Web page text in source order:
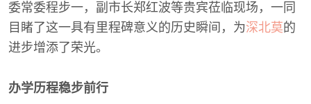
委常委程步一，副市长郑红波等贵宾莅临现场，一同
目睹了这一具有里程碑意义的历史瞬间，为深北莫的
进步增添了荣光。
办学历程稳步前行